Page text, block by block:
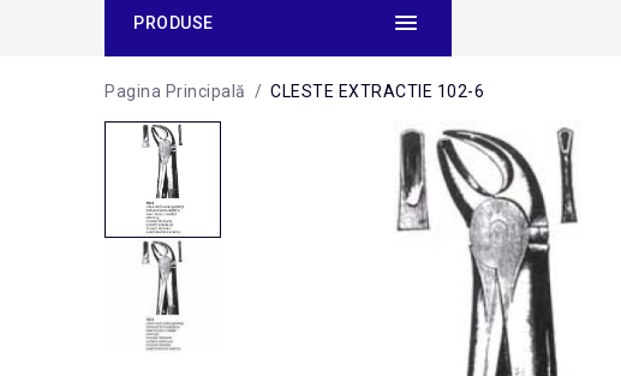
PRODUSE
Pagina Principală / CLESTE EXTRACTIE 102-6